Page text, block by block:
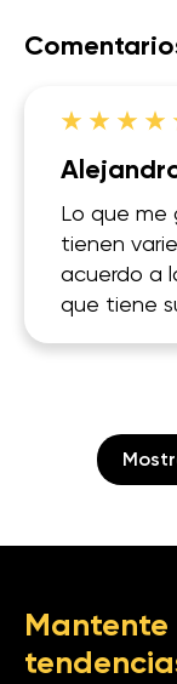
Lo que me
tienen
acuerdo a
que tiene